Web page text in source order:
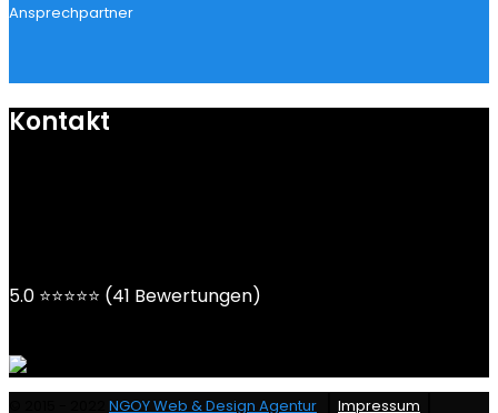
Ansprechpartner
Kontakt
5.0 ⭐⭐⭐⭐⭐ (41 Bewertungen)
NGOY Web & Design Agentur Impressum